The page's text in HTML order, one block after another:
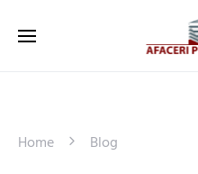
Home Blog